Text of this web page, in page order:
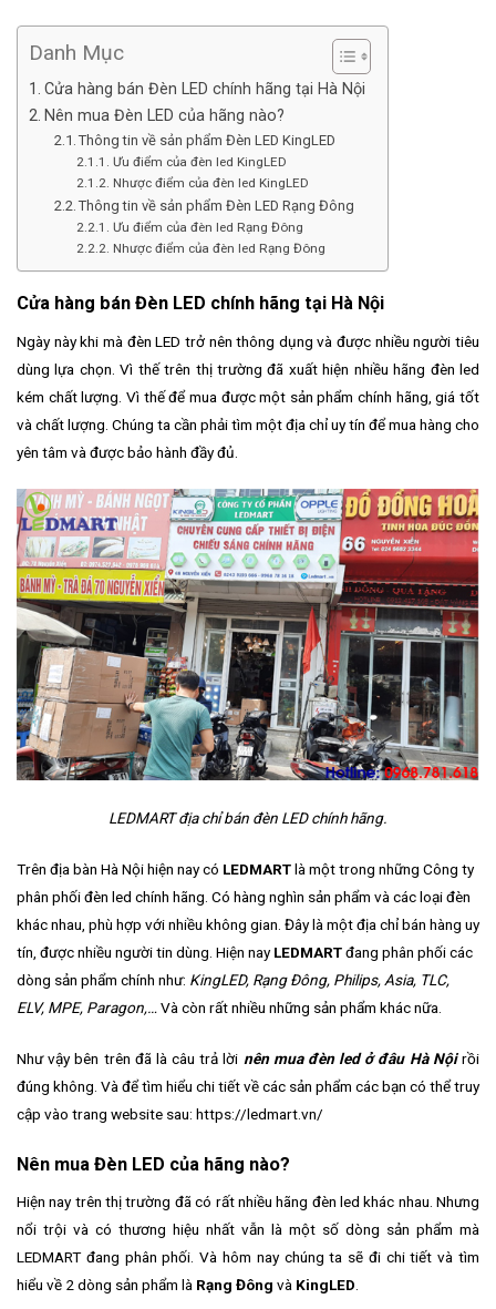
Danh Mục
Cửa hàng bán Đèn LED chính hãng tại Hà Nội
Nên mua Đèn LED của hãng nào?
Thông tin về sản phẩm Đèn LED KingLED
Ưu điểm của đèn led KingLED
Nhược điểm của đèn led KingLED
Thông tin về sản phẩm Đèn LED Rạng Đông
Ưu điểm của đèn led Rạng Đông
Nhược điểm của đèn led Rạng Đông
Cửa hàng bán Đèn LED chính hãng tại Hà Nội
Ngày này khi mà đèn LED trở nên thông dụng và được nhiều người tiêu
dùng lựa chọn. Vì thế trên thị trường đã xuất hiện nhiều hãng đèn led
kém chất lượng. Vì thế để mua được một sản phẩm chính hãng, giá tốt
và chất lượng. Chúng ta cần phải tìm một địa chỉ uy tín để mua hàng cho
yên tâm và được bảo hành đầy đủ.
LEDMART địa chỉ bán đèn LED chính hãng.
Trên địa bàn Hà Nội hiện nay có LEDMARTlà một trong những Công ty
phân phối đèn led chính hãng. Có hàng nghìn sản phẩm và các loại đèn
khác nhau, phù hợp với nhiều không gian. Đây là một địa chỉ bán hàng uy
tín, được nhiều người tin dùng. Hiện nayLEDMARTđang phân phối các
dòng sản phẩm chính như: KingLED, Rạng Đông, Philips, Asia, TLC,
ELV, MPE, Paragon,… Và còn rất nhiều những sản phẩm khác nữa.
Như vậy bên trên đã là câu trả lời nên mua đèn led ở đâu Hà Nộirồi
đúng không. Và để tìm hiểu chi tiết về các sản phẩm các bạn có thể truy
cập vào trang website sau: https://ledmart.vn/
Nên mua Đèn LED của hãng nào?
Hiện nay trên thị trường đã có rất nhiều hãng đèn led khác nhau. Nhưng
nổi trội và có thương hiệu nhất vẫn là một số dòng sản phẩm mà
LEDMART đang phân phối. Và hôm nay chúng ta sẽ đi chi tiết và tìm
hiểu về 2 dòng sản phẩm là Rạng Đông và KingLED